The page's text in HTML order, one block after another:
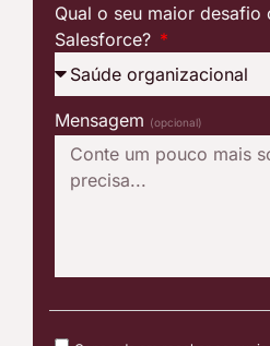
Qual o seu maior desafio
Salesforce?
Mensagem (opcional)